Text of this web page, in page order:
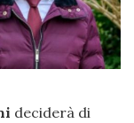
deciderà di